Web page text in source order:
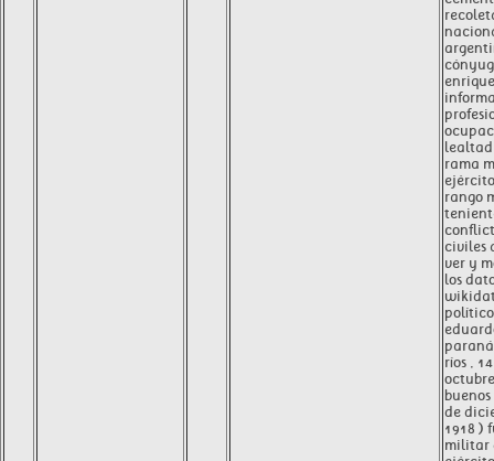
rama
rango
civiles
ver y
los
ríos ,
de
1918 )
militar